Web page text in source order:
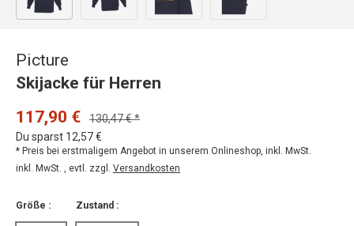
Bild 1 in Galerieansicht laden
Picture
Skijacke für Herren
117,90 €
130,47 € *
Du sparst 12,57 €
* Preis bei erstmaligem Angebot in unserem Onlineshop, inkl. MwSt.
inkl. MwSt. , evtl. zzgl. Versandkosten
Größe : Zustand :